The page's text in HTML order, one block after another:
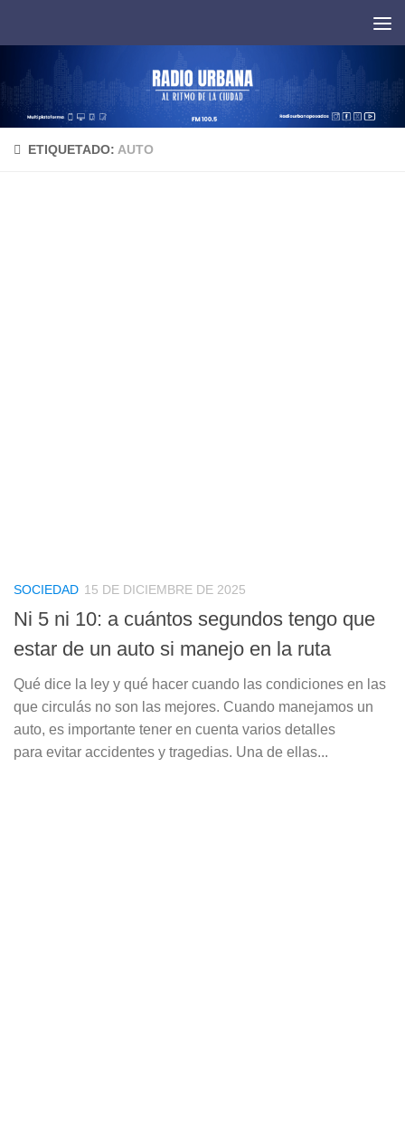
ETIQUETADO: AUTO
SOCIEDAD 15 DE DICIEMBRE DE 2025
Ni 5 ni 10: a cuántos segundos tengo que
estar de un auto si manejo en la ruta
Qué dice la ley y qué hacer cuando las condiciones en las
que circulás no son las mejores. Cuando manejamos un
auto, es importante tener en cuenta varios detalles
para evitar accidentes y tragedias. Una de ellas...